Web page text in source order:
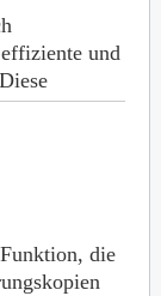
und
der
von
die